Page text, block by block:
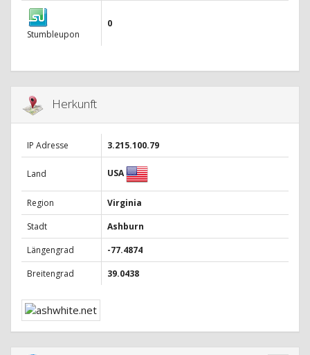
Stumbleupon
0
Herkunft
IP Adresse 3.215.100.79
Land USA
Region
Virginia
Stadt
Ashburn
Längengrad
-77.4874
Breitengrad
39.0438